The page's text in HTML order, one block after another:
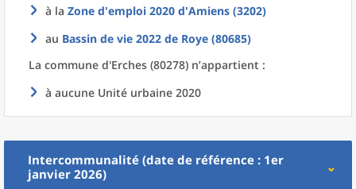
à la Zone d'emploi 2020 d'Amiens (3202)
au Bassin de vie 2022 de Roye (80685)
La commune d'Erches (80278) n’appartient :
à aucune Unité urbaine 2020
Intercommunalité (date de référence : 1er
janvier 2026)